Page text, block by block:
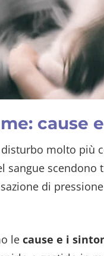
cause
molto più
sangue
di
le cause e i